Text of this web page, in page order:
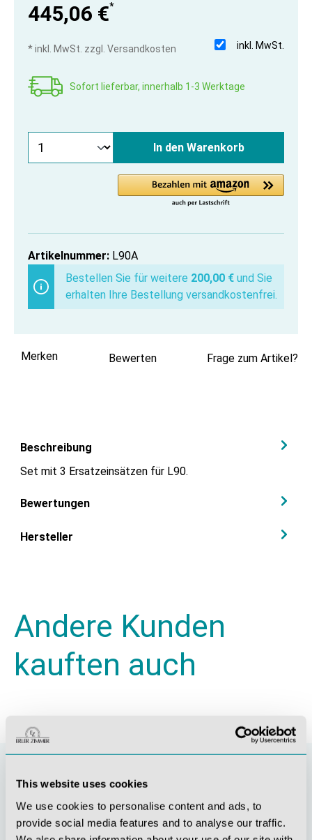
This website uses cookies
We use cookies to personalise content and ads, to
provide social media features and to analyse our traffic.
445,06 €*
inkl. MwSt.
* inkl. MwSt. zzgl. Versandkosten
Sofort lieferbar, innerhalb 1-3 Werktage
In den Warenkorb
Artikelnummer: L90A
Bestellen Sie für weitere 200,00 € und Sie
erhalten Ihre Bestellung versandkostenfrei.
Merken Bewerten Frage zum Artikel?
Beschreibung
Set mit 3 Ersatzeinsätzen für L90.
Bewertungen
Hersteller
Andere Kunden
kauften auch